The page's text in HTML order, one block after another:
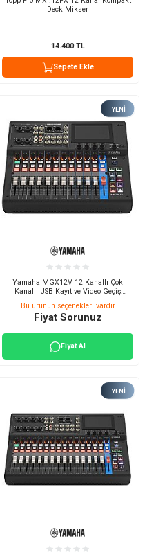
Deck Mikser
14.400TL
Sepete Ekle
YENI
Yamaha MGX12V 12 Kanallı Çok
Kanallı USB Kayıt ve Video Geçiş
Bu ürünün seçenekleri vardır
Fiyat Sorunuz
Fiyat Al
YENI